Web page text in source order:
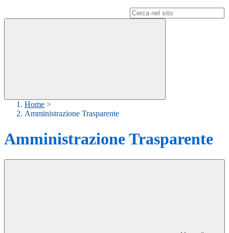
Home >
Amministrazione Trasparente
Amministrazione Trasparente